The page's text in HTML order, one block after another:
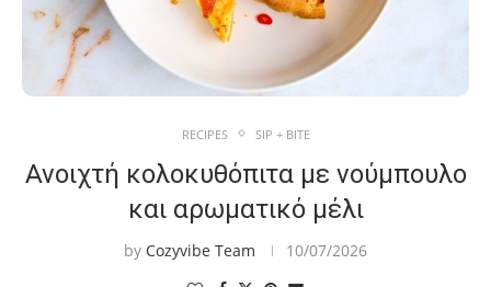
RECIPES SIP + BITE
Ανοιχτή κολοκυθόπιτα με νούμπουλο
και αρωματικό μέλι
by Cozyvibe Team 10/07/2026